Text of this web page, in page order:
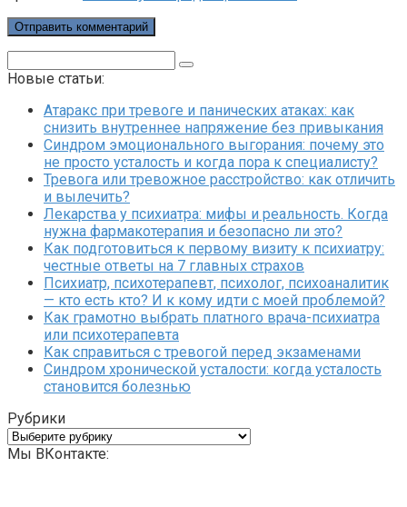
Новые статьи:
Атаракс при тревоге и панических атаках: как
снизить внутреннее напряжение без привыкания
Синдром эмоционального выгорания: почему это
не просто усталость и когда пора к специалисту?
Тревога или тревожное расстройство: как отличить
и вылечить?
Лекарства у психиатра: мифы и реальность. Когда
нужна фармакотерапия и безопасно ли это?
Как подготовиться к первому визиту к психиатру:
честные ответы на 7 главных страхов
Психиатр, психотерапевт, психолог, психоаналитик
— кто есть кто? И к кому идти с моей проблемой?
Как грамотно выбрать платного врача-психиатра
или психотерапевта
Как справиться с тревогой перед экзаменами
Синдром хронической усталости: когда усталость
становится болезнью
Рубрики
Рубрики
Мы ВКонтакте: